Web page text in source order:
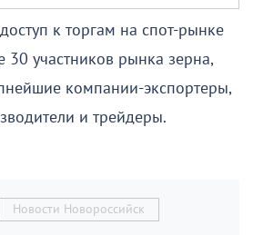
к торгам на спот-рынке
30 участников рынка зерна,
компании-экспортеры,
и трейдеры.
Новости Новороссийск